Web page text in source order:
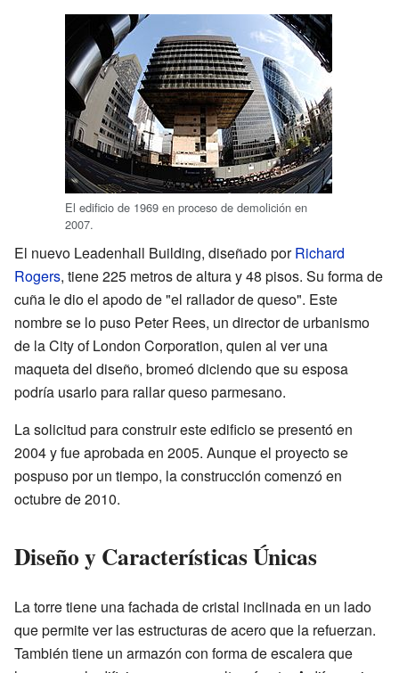
El edificio de 1969 en proceso de demolición en
2007.
El nuevo Leadenhall Building, diseñado porRichard
Rogers, tiene 225 metros de altura y 48 pisos. Su forma de
cuña le dio el apodo de "el rallador de queso". Este
nombre se lo puso Peter Rees, un director de urbanismo
de la City of London Corporation, quien al ver una
maqueta del diseño, bromeó diciendo que su esposa
podría usarlo para rallar queso parmesano.
La solicitud para construir este edificio se presentó en
2004 y fue aprobada en 2005. Aunque el proyecto se
pospuso por un tiempo, la construcción comenzó en
octubre de 2010.
Diseño y Características Únicas
La torre tiene una fachada de cristal inclinada en un lado
que permite ver las estructuras de acero que la refuerzan.
También tiene un armazón con forma de escalera que